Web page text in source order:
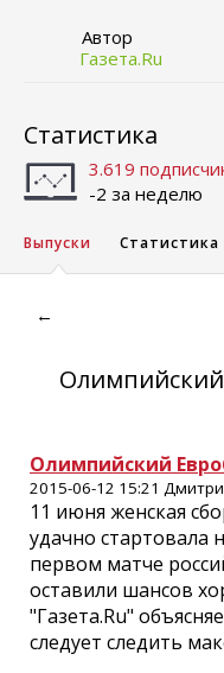
Автор
Газета.Ru
Статистика
3.619
-2 за неделю
Выпуски Статистика
←
Олимпийский
Олимпийский
2015-06-12 15:21
11 июня женская
удачно стартовала
первом матче
оставили шансов
"Газета.Ru"
следует следить